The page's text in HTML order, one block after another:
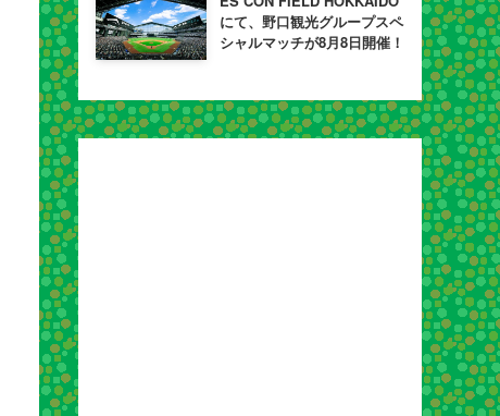
にて、野口観光グループスペ
シャルマッチが8月8日開催！